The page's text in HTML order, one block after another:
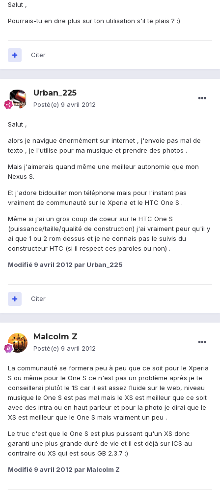
Salut ,
Pourrais-tu en dire plus sur ton utilisation s'il te plais ? :)
Citer
Urban_225
Posté(e) 9 avril 2012
Salut ,
alors je navigue énormément sur internet , j'envoie pas mal de
texto , je l'utilise pour ma musique et prendre des photos .
Mais j'aimerais quand même une meilleur autonomie que mon
Nexus S.
Et j'adore bidouiller mon téléphone mais pour l'instant pas
vraiment de communauté sur le Xperia et le HTC One S .
Même si j'ai un gros coup de coeur sur le HTC One S
(puissance/taille/qualité de construction) j'ai vraiment peur qu'il y
ai que 1 ou 2 rom dessus et je ne connais pas le suivis du
constructeur HTC (si il respect ces paroles ou non) .
Modifié 9 avril 2012 par Urban_225
Citer
Malcolm Z
Posté(e) 9 avril 2012
La communauté se formera peu à peu que ce soit pour le Xperia
S ou même pour le One S ce n'est pas un problème après je te
conseillerai plutôt le 1S car il est assez fluide sur le web, niveau
musique le One S est pas mal mais le XS est meilleur que ce soit
avec des intra ou en haut parleur et pour la photo je dirai que le
XS est meilleur que le One S mais vraiment un peu .
Le truc c'est que le One S est plus puissant qu'un XS donc
garanti une plus grande duré de vie et il est déjà sur ICS au
contraire du XS qui est sous GB 2.3.7 :)
Modifié 9 avril 2012 par Malcolm Z